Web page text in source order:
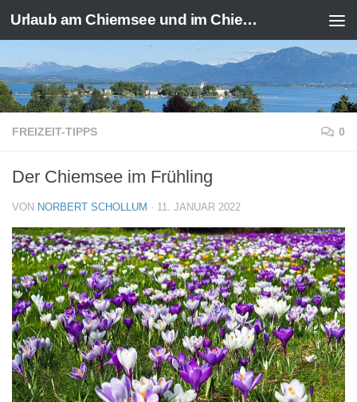
Zum Inhalt springen Urlaub am Chiemsee und im Chiemgau
FREIZEIT-TIPPS 0
Der Chiemsee im Frühling
VON NORBERT SCHOLLUM · 11. JANUAR 2022